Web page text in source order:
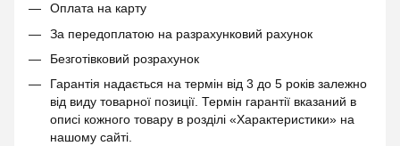
Оплата на карту
За передоплатою на разрахунковий рахунок
Безготівковий розрахунок
Гарантія надається на термін від 3 до 5 років залежно
від виду товарної позиції. Термін гарантії вказаний в
описі кожного товару в розділі «Характеристики» на
нашому сайті.